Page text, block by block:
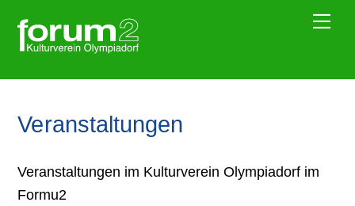
content
Veranstaltungen
Veranstaltungen im Kulturverein Olympiadorf im
Formu2